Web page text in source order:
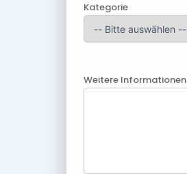
Kategorie
Weitere Informationen